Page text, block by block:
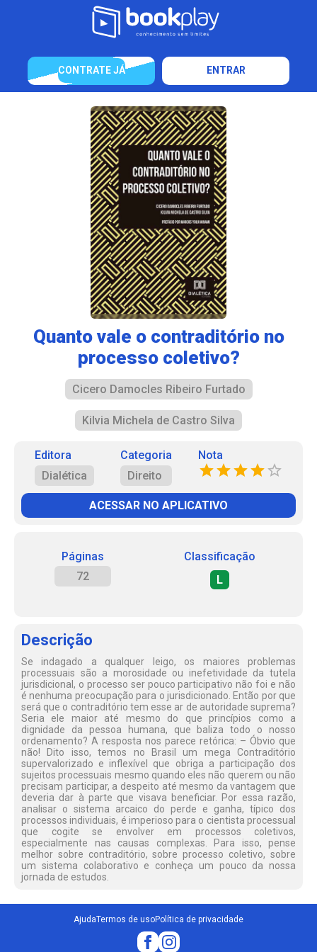
CONTRATE JÁ ENTRAR
Quanto vale o contraditório no
processo coletivo?
Cicero Damocles Ribeiro Furtado
Kilvia Michela de Castro Silva
Editora
Dialética
Categoria
Direito
Nota
ACESSAR NO APLICATIVO
Páginas
72
Classificação
L
Descrição
Se indagado a qualquer leigo, os maiores problemas
processuais são a morosidade ou inefetividade da tutela
jurisdicional, o processo ser pouco participativo não foi e não
é nenhuma preocupação para o jurisdicionado. Então por que
será que o contraditório tem esse ar de autoridade suprema?
Seria ele maior até mesmo do que princípios como a
dignidade da pessoa humana, que baliza todo o nosso
ordenamento? A resposta nos parece retórica: – Óbvio que
não! Dito isso, temos no Brasil um mega Contraditório
supervalorizado e inflexível que obriga a participação dos
sujeitos processuais mesmo quando eles não querem ou não
precisam participar, a despeito até mesmo da vantagem que
deveria dar à parte que visava beneficiar. Por essa razão,
analisar o sistema arcaico do perde e ganha, típico dos
processos individuais, é imperioso para o cientista processual
que cogite se envolver em processos coletivos,
especialmente nas causas complexas. Para isso, pense
melhor sobre contraditório, sobre processo coletivo, sobre
um sistema colaborativo e conheça um pouco da nossa
jornada de estudos.
AjudaTermos de usoPolítica de privacidade